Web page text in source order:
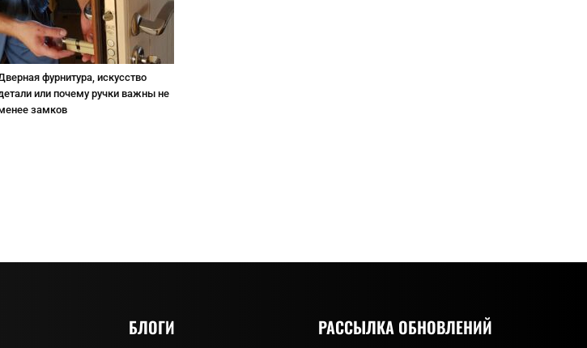
фурнитура, искусство
или почему ручки важны не
замков
БЛОГИ РАССЫЛКА ОБНОВЛЕНИЙ